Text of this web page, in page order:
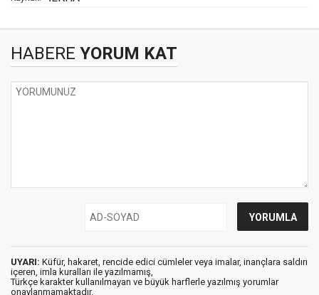
HABERE YORUM KAT
UYARI: Küfür, hakaret, rencide edici cümleler veya imalar, inançlara saldırı
içeren, imla kuralları ile yazılmamış,
Türkçe karakter kullanılmayan ve büyük harflerle yazılmış yorumlar
onaylanmamaktadır.